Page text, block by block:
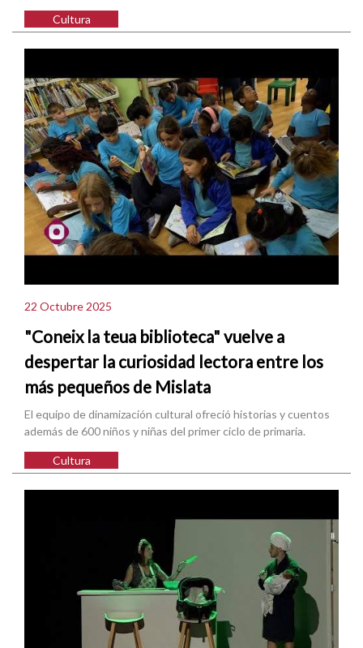
Cultura
22 Octubre 2025
"Coneix la teua biblioteca" vuelve a
despertar la curiosidad lectora entre los
más pequeños de Mislata
El equipo de dinamización cultural ofreció historias y cuentos
además de 600 niños y niñas del primer ciclo de primaria.
Cultura